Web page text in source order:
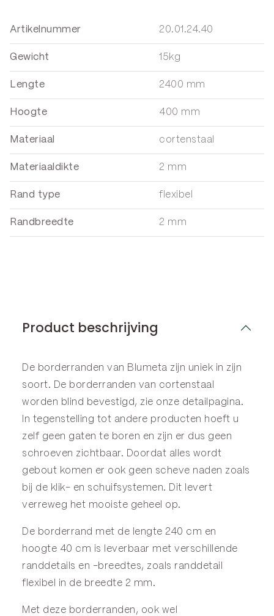
Artikelnummer 20.01.24.40
Gewicht 15kg
Lengte 2400 mm
Hoogte 400 mm
Materiaal cortenstaal
Materiaaldikte 2 mm
Rand type flexibel
Randbreedte 2 mm
Product beschrijving
De borderranden van Blumeta zijn uniek in zijn
soort. De borderranden van cortenstaal
worden blind bevestigd, zie onze detailpagina.
In tegenstelling tot andere producten hoeft u
zelf geen gaten te boren en zijn er dus geen
schroeven zichtbaar. Doordat alles wordt
gebout komen er ook geen scheve naden zoals
bij de klik- en schuifsystemen. Dit levert
verreweg het mooiste geheel op.
De borderrand met de lengte 240 cm en
hoogte 40 cm is leverbaar met verschillende
randdetails en -breedtes, zoals randdetail
flexibel in de breedte 2 mm.
Met deze borderranden, ook wel